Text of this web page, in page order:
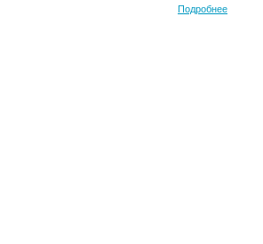
Подробнее